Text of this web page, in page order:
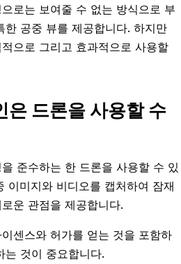
로는 보여줄 수 없는 방식으로 부
한 공중 뷰를 제공합니다. 하지만
으로 그리고 효과적으로 사용할
은 드론을 사용할 수
준수하는 한 드론을 사용할 수 있
이미지와 비디오를 캡처하여 잠재
운 관점을 제공합니다.
센스와 허가를 얻는 것을 포함하
는 것이 중요합니다.